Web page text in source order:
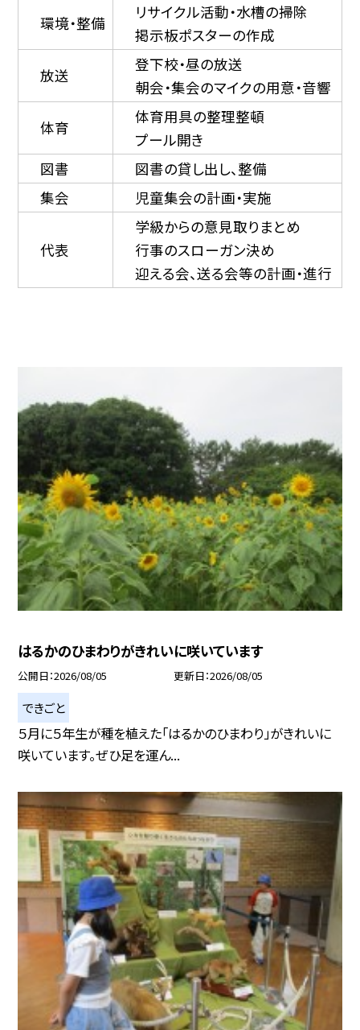
環境・整備
リサイクル活動・水槽の掃除
掲示板ポスターの作成
放送
登下校・昼の放送
朝会・集会のマイクの用意・音響
体育
体育用具の整理整頓
プール開き
図書
図書の貸し出し、整備
集会
児童集会の計画・実施
代表
学級からの意見取りまとめ
行事のスローガン決め
迎える会、送る会等の計画・進行
はるかのひまわりがきれいに咲いています
公開日 2026/08/05 更新日 2026/08/05
できごと
５月に５年生が種を植えた「はるかのひまわり」がきれいに
咲いています。ぜひ足を運ん...